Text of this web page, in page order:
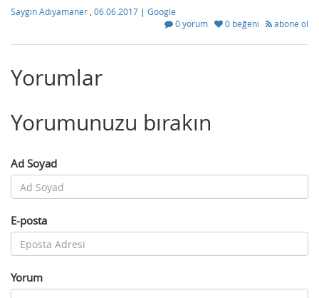
Saygın Adıyamaner 06.06.2017 | Google
0 yorum
0 beğeni abone ol
Yorumlar
Yorumunuzu bırakın
Ad Soyad
E-posta
Yorum